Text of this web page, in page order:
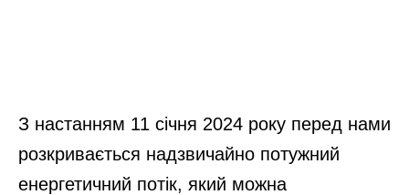
З настанням 11 січня 2024 року перед нами
розкривається надзвичайно потужний
енергетичний потік, який можна